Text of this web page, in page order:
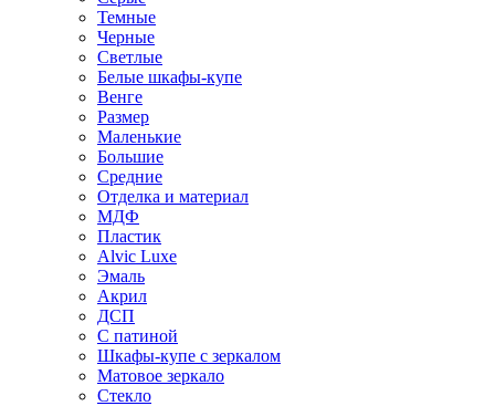
Темные
Черные
Светлые
Белые шкафы-купе
Венге
Размер
Маленькие
Большие
Средние
Отделка и материал
МДФ
Пластик
Alvic Luxe
Эмаль
Акрил
ДСП
С патиной
Шкафы-купе с зеркалом
Матовое зеркало
Стекло